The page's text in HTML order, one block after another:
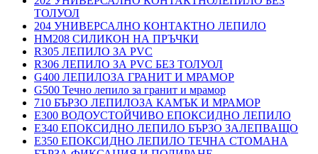
ТОЛУОЛ
204 УНИВЕРСАЛНО КОНТАКТНО ЛЕПИЛО
HM208 СИЛИКОН НА ПРЪЧКИ
R305 ЛЕПИЛО ЗА PVC
R306 ЛЕПИЛО ЗА PVC БЕЗ ТОЛУОЛ
G400 ЛЕПИЛОЗА ГРАНИТ И МРАМОP
G500 Течно лепило за гранит и мрамор
710 БЪРЗО ЛЕПИЛОЗА КАМЪК И МРАМОP
E300 ВОДОУСТОЙЧИВО ЕПОКСИДНО ЛЕПИЛО
E340 ЕПОКСИДНО ЛЕПИЛО БЪРЗО ЗАЛЕПВАЩО
E350 ЕПОКСИДНО ЛЕПИЛО ТЕЧНА СТОМАНА